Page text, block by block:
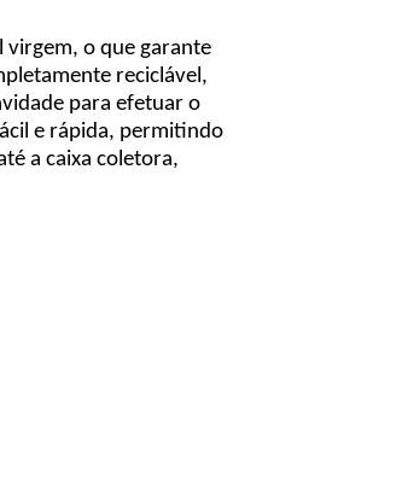
o que garante
reciclável,
para efetuar o
e rápida, permitindo
a caixa coletora,